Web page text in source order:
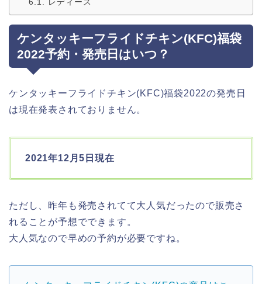
ケンタッキーフライドチキン(KFC)福袋
2022予約・発売日はいつ？
ケンタッキーフライドチキン(KFC)福袋2022の発売日
は現在発表されておりません。
2021年12月5日現在
ただし、昨年も発売されてて大人気だったので販売さ
れることが予想でできます。
大人気なので早めの予約が必要ですね。